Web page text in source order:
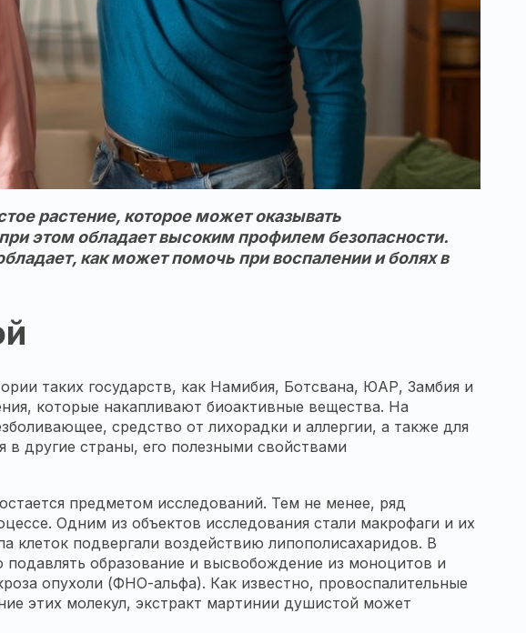
растение, которое может оказывать
этом обладает высоким профилем безопасности.
как может помочь при воспалении и болях в
таких государств, как Намибия, Ботсвана, ЮАР, Замбия и
которые накапливают биоактивные вещества. На
средство от лихорадки и аллергии, а также для
в другие страны, его полезными свойствами
предметом исследований. Тем не менее, ряд
Одним из объектов исследования стали макрофаги и их
клеток подвергали воздействию липополисахаридов. В
образование и высвобождение из моноцитов и
опухоли (ФНО-альфа). Как известно, провоспалительные
этих молекул, экстракт мартинии душистой может